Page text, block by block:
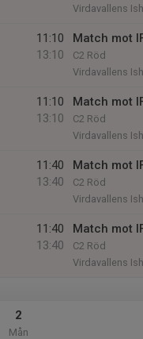
Virdavallens
11:10
13:10
Match mot
C2 Röd
Virdavallens
11:10
13:10
Match mot
C2 Röd
Virdavallens
11:40
13:40
Match mot
C2 Röd
Virdavallens
11:40
13:40
Match mot
C2 Röd
Virdavallens
2
Mån